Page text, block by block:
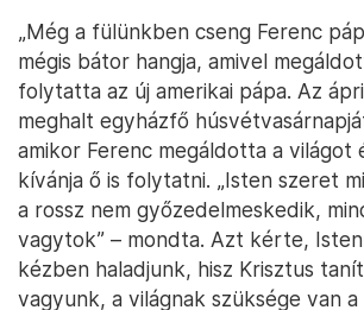
„Még a fülünkben cseng Ferenc
mégis bátor hangja, amivel
folytatta az új amerikai pápa. Az
meghalt egyházfő
amikor Ferenc megáldotta a világot
kívánja ő is folytatni. „Isten szeret
a rossz nem győzedelmeskedik,
vagytok” – mondta. Azt kérte,
kézben haladjunk, hisz Krisztus
vagyunk, a világnak szüksége van